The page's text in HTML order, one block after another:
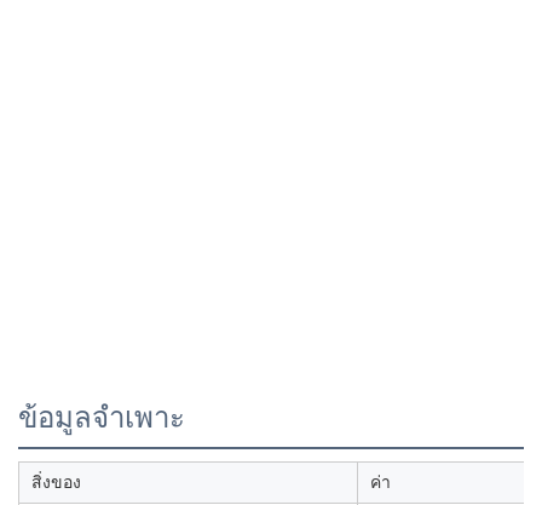
ข้อมูลจำเพาะ
สิ่งของ ค่า